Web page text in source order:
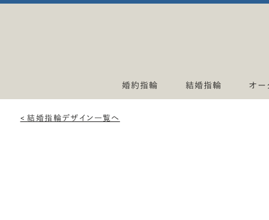
婚約指輪 結婚指輪 オー
< 結婚指輪デザイン一覧へ